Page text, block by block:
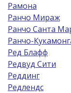
Рамона
Ранчо Мираж
Ранчо Санта
Ранчо-
Ред Блафф
Редвуд Сити
Реддинг
Редлендс